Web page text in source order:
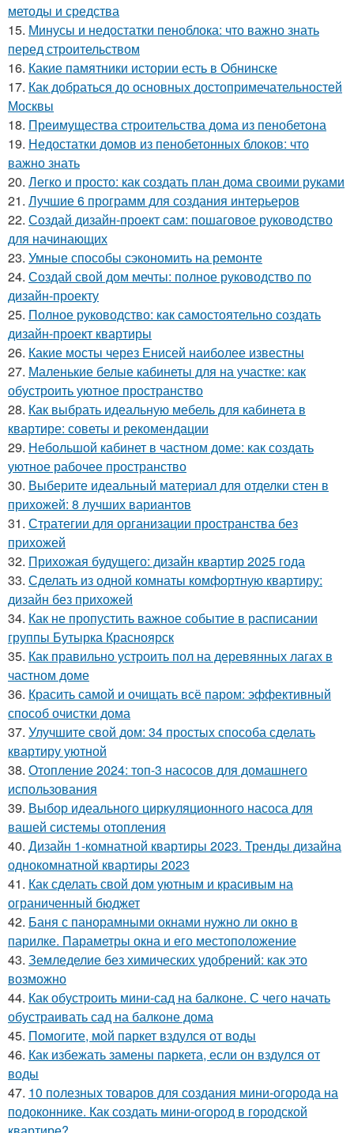
методы и средства
15. Минусы и недостатки пеноблока: что важно знать
перед строительством
16. Какие памятники истории есть в Обнинске
17. Как добраться до основных достопримечательностей
Москвы
18. Преимущества строительства дома из пенобетона
19. Недостатки домов из пенобетонных блоков: что
важно знать
20. Легко и просто: как создать план дома своими руками
21. Лучшие 6 программ для создания интерьеров
22. Создай дизайн-проект сам: пошаговое руководство
для начинающих
23. Умные способы сэкономить на ремонте
24. Создай свой дом мечты: полное руководство по
дизайн-проекту
25. Полное руководство: как самостоятельно создать
дизайн-проект квартиры
26. Какие мосты через Енисей наиболее известны
27. Маленькие белые кабинеты для на участке: как
обустроить уютное пространство
28. Как выбрать идеальную мебель для кабинета в
квартире: советы и рекомендации
29. Небольшой кабинет в частном доме: как создать
уютное рабочее пространство
30. Выберите идеальный материал для отделки стен в
прихожей: 8 лучших вариантов
31. Стратегии для организации пространства без
прихожей
32. Прихожая будущего: дизайн квартир 2025 года
33. Сделать из одной комнаты комфортную квартиру:
дизайн без прихожей
34. Как не пропустить важное событие в расписании
группы Бутырка Красноярск
35. Как правильно устроить пол на деревянных лагах в
частном доме
36. Красить самой и очищать всё паром: эффективный
способ очистки дома
37. Улучшите свой дом: 34 простых способа сделать
квартиру уютной
38. Отопление 2024: топ-3 насосов для домашнего
использования
39. Выбор идеального циркуляционного насоса для
вашей системы отопления
40. Дизайн 1-комнатной квартиры 2023. Тренды дизайна
однокомнатной квартиры 2023
41. Как сделать свой дом уютным и красивым на
ограниченный бюджет
42. Баня с панорамными окнами нужно ли окно в
парилке. Параметры окна и его местоположение
43. Земледелие без химических удобрений: как это
возможно
44. Как обустроить мини-сад на балконе. С чего начать
обустраивать сад на балконе дома
45. Помогите, мой паркет вздулся от воды
46. Как избежать замены паркета, если он вздулся от
воды
47. 10 полезных товаров для создания мини-огорода на
подоконнике. Как создать мини-огород в городской